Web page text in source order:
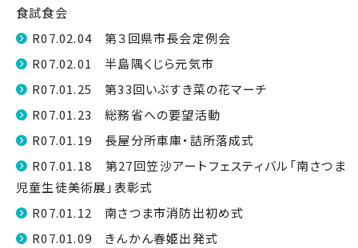
食試食会
R07.02.04 第３回県市長会定例会
R07.02.01 半島隅くじら元気市
R07.01.25 第33回いぶすき菜の花マーチ
R07.01.23 総務省への要望活動
R07.01.19 長屋分所車庫・詰所落成式
R07.01.18 第27回笠沙アートフェスティバル「南さつま
児童生徒美術展」表彰式
R07.01.12 南さつま市消防出初め式
R07.01.09 きんかん春姫出発式